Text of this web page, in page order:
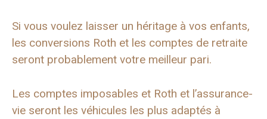
Si vous voulez laisser un héritage à vos enfants,
les conversions Roth et les comptes de retraite
seront probablement votre meilleur pari.
Les comptes imposables et Roth et l’assurance-
vie seront les véhicules les plus adaptés à